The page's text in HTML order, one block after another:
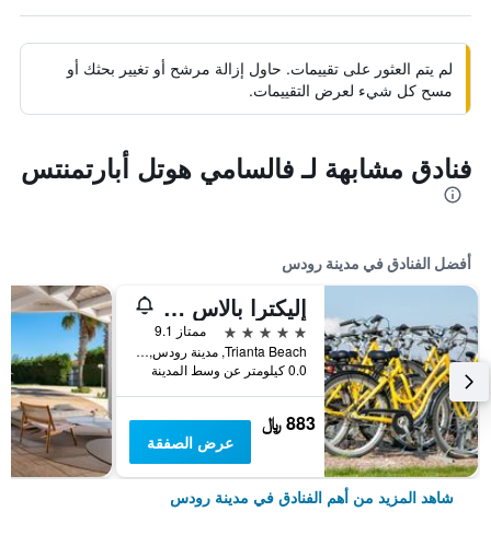
لم يتم العثور على تقييمات. حاول إزالة مرشح أو تغيير بحثك أو
مسح كل شيء لعرض التقييمات.
فنادق مشابهة لـ فالسامي هوتل أبارتمنتس
أفضل الفنادق في مدينة رودس
إليكترا بالاس رودز - منتجع مميز بسعر يشمل جميع الخدمات
5 نجوم
ممتاز 9.1
Trianta Beach, مدينة رودس, اليونان
0.0 كيلومتر عن وسط المدينة
883 ﷼
عرض الصفقة
شاهد المزيد من أهم الفنادق في مدينة رودس